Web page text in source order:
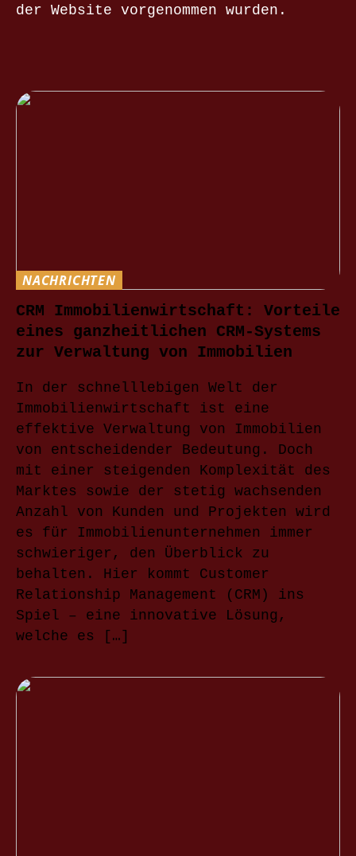
der Website vorgenommen wurden.
NACHRICHTEN
CRM Immobilienwirtschaft: Vorteile
eines ganzheitlichen CRM-Systems
zur Verwaltung von Immobilien
In der schnelllebigen Welt der
Immobilienwirtschaft ist eine
effektive Verwaltung von Immobilien
von entscheidender Bedeutung. Doch
mit einer steigenden Komplexität des
Marktes sowie der stetig wachsenden
Anzahl von Kunden und Projekten wird
es für Immobilienunternehmen immer
schwieriger, den Überblick zu
behalten. Hier kommt Customer
Relationship Management (CRM) ins
Spiel – eine innovative Lösung,
welche es […]